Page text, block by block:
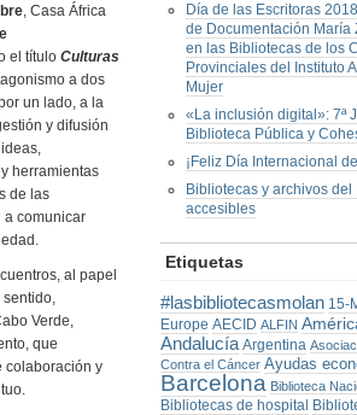
, Casa África
el título Culturas
a dos
un lado, a la
y difusión
herramientas
de las
a comunicar
al papel
sentido,
Verde,
que
colaboración y
Día de las Escritoras
de Documentación María
en las Bibliotecas de los
Provinciales del Instituto
Mujer
«La inclusión digital»: 7ª
Biblioteca Pública y
¡Feliz Día Internacional
Bibliotecas y archivos del
accesibles
Etiquetas
#lasbibliotecasmolan 15-
Europe AECID ALFIN
Andalucía Argentina
Contra el Cáncer Ayudas
Barcelona Biblioteca
Bibliotecas de hospital